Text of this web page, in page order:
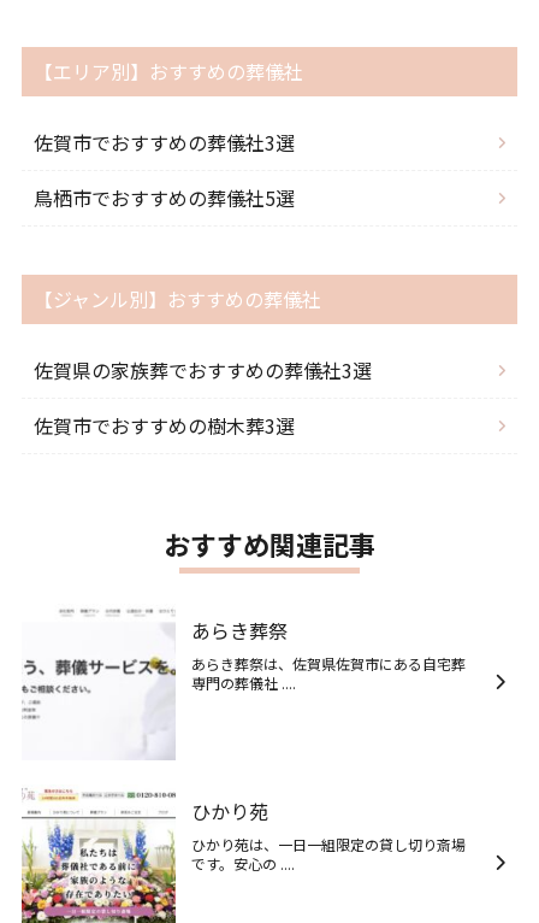
【エリア別】おすすめの葬儀社
佐賀市でおすすめの葬儀社3選
鳥栖市でおすすめの葬儀社5選
【ジャンル別】おすすめの葬儀社
佐賀県の家族葬でおすすめの葬儀社3選
佐賀市でおすすめの樹木葬3選
おすすめ関連記事
あらき葬祭
あらき葬祭は、佐賀県佐賀市にある自宅葬
専門の葬儀社 ....
ひかり苑
ひかり苑は、一日一組限定の貸し切り斎場
です。安心の ....